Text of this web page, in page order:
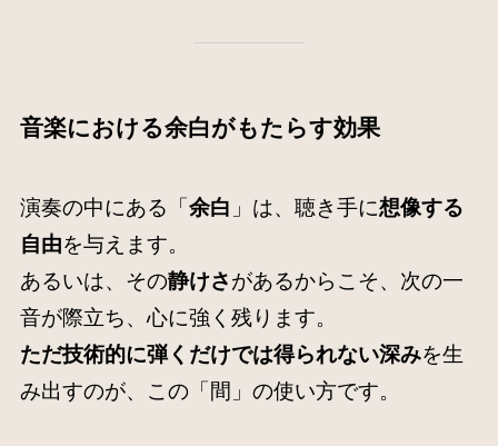
音楽における余白がもたらす効果
演奏の中にある「 余白 」は、聴き手に想像する
自由を与えます。
あるいは、その静けさがあるからこそ、次の一
音が際立ち、心に強く残ります。
ただ技術的に弾くだけでは得られない深みを生
み出すのが、この「間」の使い方です。